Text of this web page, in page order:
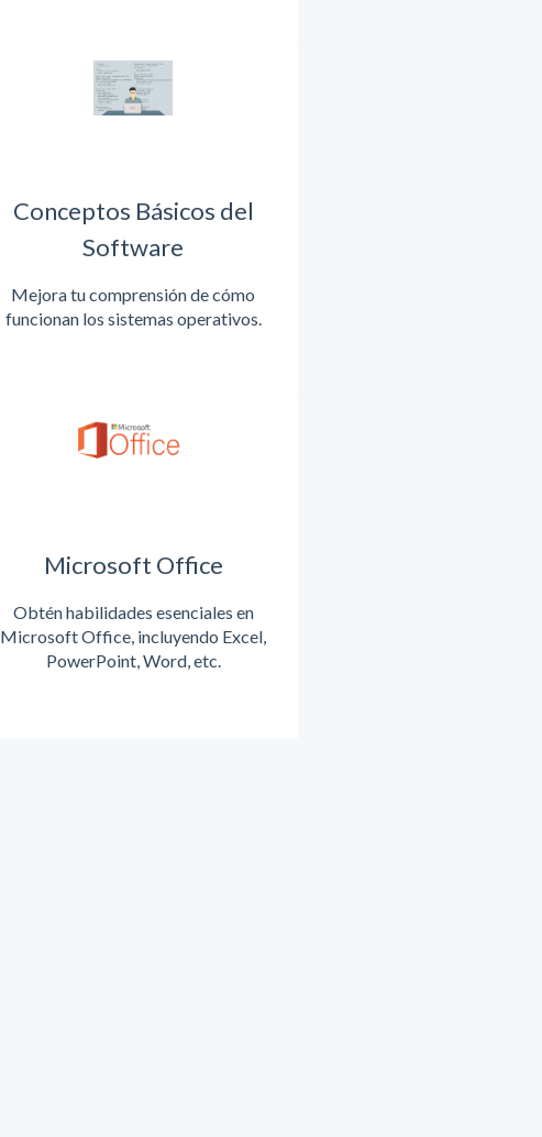
Conceptos Básicos del
Software
Mejora tu comprensión de cómo
funcionan los sistemas operativos.
Microsoft Office
Obtén habilidades esenciales en
Microsoft Office, incluyendo Excel,
PowerPoint, Word, etc.